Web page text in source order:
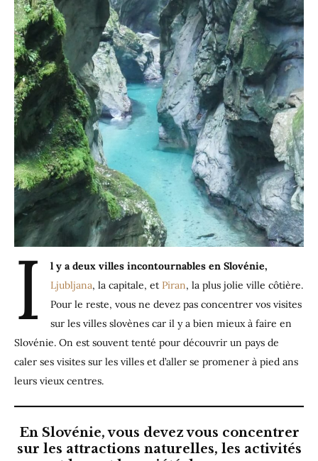
I
l y a deux villes incontournables en Slovénie,
Ljubljana, la capitale, et Piran, la plus jolie ville côtière.
Pour le reste, vous ne devez pas concentrer vos visites
sur les villes slovènes car il y a bien mieux à faire en
Slovénie. On est souvent tenté pour découvrir un pays de
caler ses visites sur les villes et d’aller se promener à pied ans
leurs vieux centres.
En Slovénie, vous devez vous concentrer
sur les attractions naturelles, les activités